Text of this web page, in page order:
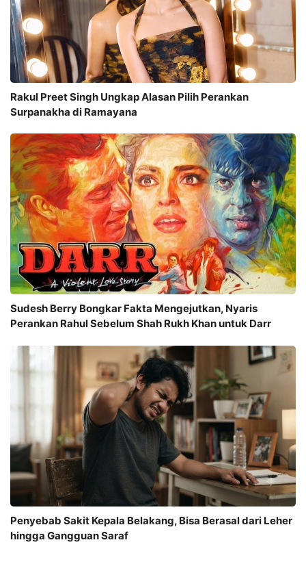
Rakul Preet Singh Ungkap Alasan Pilih Perankan
Surpanakha di Ramayana
Sudesh Berry Bongkar Fakta Mengejutkan, Nyaris
Perankan Rahul Sebelum Shah Rukh Khan untuk Darr
Penyebab Sakit Kepala Belakang, Bisa Berasal dari Leher
hingga Gangguan Saraf